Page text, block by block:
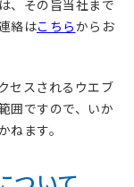
、その旨当社まで
絡はこちらからお
セスされるウエブ
囲ですので、いか
ます。